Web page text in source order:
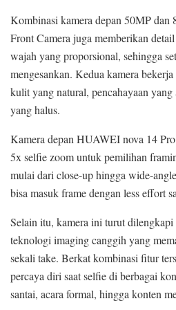
Kombinasi kamera depan 50MP dan
Front Camera juga memberikan
wajah yang proporsional, sehingga
mengesankan. Kedua kamera
kulit yang natural, pencahayaan
yang halus.
Kamera depan HUAWEI nova 14
5x selfie zoom untuk pemilihan
mulai dari close-up hingga wide-
bisa masuk frame dengan less effort
Selain itu, kamera ini turut dilengkapi
teknologi imaging canggih yang
sekali take. Berkat kombinasi fitur
percaya diri saat selfie di berbagai
santai, acara formal, hingga konten